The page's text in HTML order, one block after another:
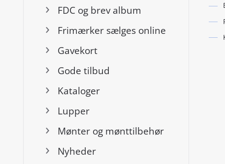
FDC og brev album
Frimærker sælges online
Gavekort
Gode tilbud
Kataloger
Lupper
Mønter og mønttilbehør
Nyheder